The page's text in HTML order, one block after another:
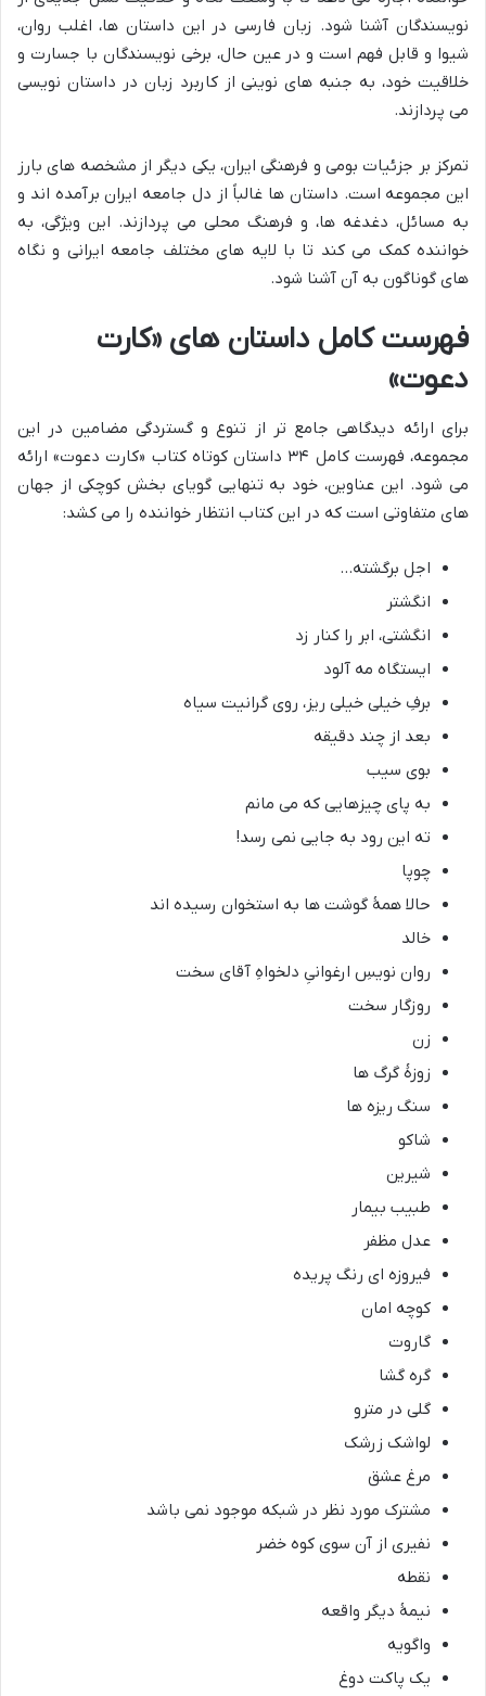
نویسندگان آشنا شود. زبان فارسی در این داستان ها، اغلب روان،
شیوا و قابل فهم است و در عین حال، برخی نویسندگان با جسارت و
خلاقیت خود، به جنبه های نوینی از کاربرد زبان در داستان نویسی
می پردازند.
تمرکز بر جزئیات بومی و فرهنگی ایران، یکی دیگر از مشخصه های بارز
این مجموعه است. داستان ها غالباً از دل جامعه ایران برآمده اند و
به مسائل، دغدغه ها، و فرهنگ محلی می پردازند. این ویژگی، به
خواننده کمک می کند تا با لایه های مختلف جامعه ایرانی و نگاه
های گوناگون به آن آشنا شود.
فهرست کامل داستان های «کارت
دعوت»
برای ارائه دیدگاهی جامع تر از تنوع و گستردگی مضامین در این
مجموعه، فهرست کامل ۳۴ داستان کوتاه کتاب «کارت دعوت» ارائه
می شود. این عناوین، خود به تنهایی گویای بخش کوچکی از جهان
های متفاوتی است که در این کتاب انتظار خواننده را می کشد:
اجل برگشته…
انگشتر
انگشتی، ابر را کنار زد
ایستگاه مه آلود
برفِ خیلی خیلی ریز، روی گرانیت سیاه
بعد از چند دقیقه
بوی سیب
به پای چیزهایی که می مانم
ته این رود به جایی نمی رسد!
چوپا
حالا همۀ گوشت ها به استخوان رسیده اند
خالد
روان نویسِ ارغوانیِ دلخواهِ آقای سخت
روزگار سخت
زن
زوزۀ گرگ ها
سنگ ریزه ها
شاکو
شیرین
طبیب بیمار
عدل مظفر
فیروزه ای رنگ پریده
کوچه امان
گاروت
گره گشا
گلی در مترو
لواشک زرشک
مرغ عشق
مشترک مورد نظر در شبکه موجود نمی باشد
نفیری از آن سوی کوه خضر
نقطه
نیمۀ دیگر واقعه
واگویه
یک پاکت دوغ